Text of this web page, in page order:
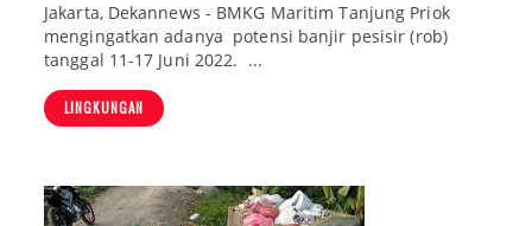
Jakarta, Dekannews - BMKG Maritim Tanjung Priok
mengingatkan adanya potensi banjir pesisir (rob)
tanggal 11-17 Juni 2022. ...
LINGKUNGAN